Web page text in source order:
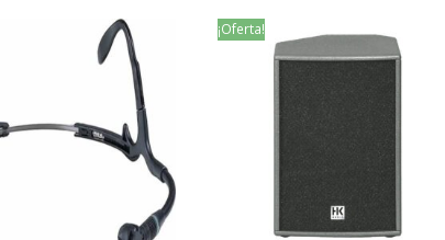
¡Oferta!